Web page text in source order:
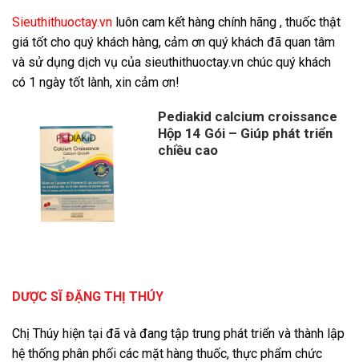
Sieuthithuoctay.vn luôn cam kết hàng chính hãng , thuốc thật
giá tốt cho quý khách hàng, cảm ơn quý khách đã quan tâm
và sử dụng dịch vụ của sieuthithuoctay.vn chúc quý khách
có 1 ngày tốt lành, xin cảm ơn!
Pediakid calcium croissance
Hộp 14 Gói – Giúp phát triển
chiều cao
DƯỢC SĨ ĐẶNG THỊ THÚY
Chị Thúy hiện tại đã và đang tập trung phát triển và thành lập
hệ thống phân phối các mặt hàng thuốc, thực phẩm chức